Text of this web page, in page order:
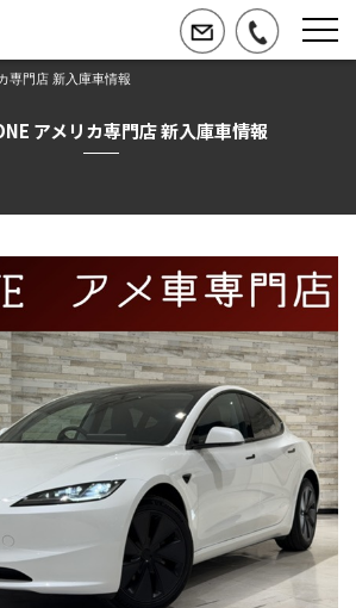
専門店 新入庫車情報
アメリカ専門店 新入庫車情報